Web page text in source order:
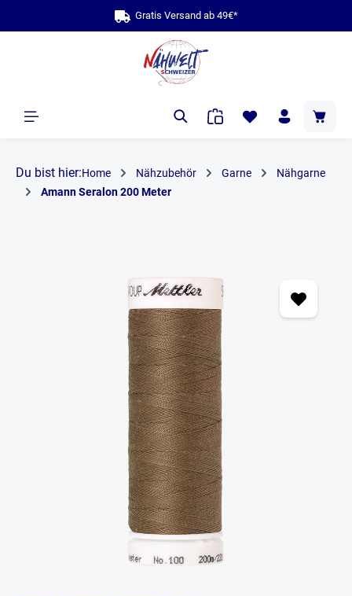
Gratis Versand ab 49€*
Du bist hier:Home Nähzubehör Garne
Nähgarne
Amann Seralon 200 Meter